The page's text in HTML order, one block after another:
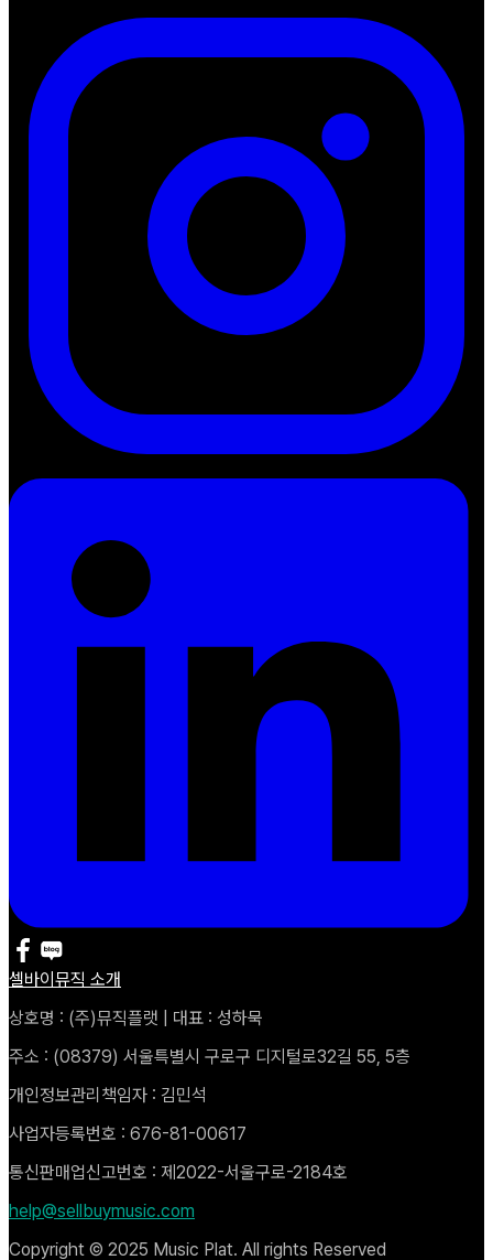
셀바이뮤직 소개
상호명 : (주)뮤직플랫 | 대표 : 성하묵
주소 : (08379) 서울특별시 구로구 디지털로32길 55, 5층
개인정보관리책임자 : 김민석
사업자등록번호 : 676-81-00617
통신판매업신고번호 : 제2022-서울구로-2184호
help@sellbuymusic.com
Copyright © 2025 Music Plat. All rights Reserved